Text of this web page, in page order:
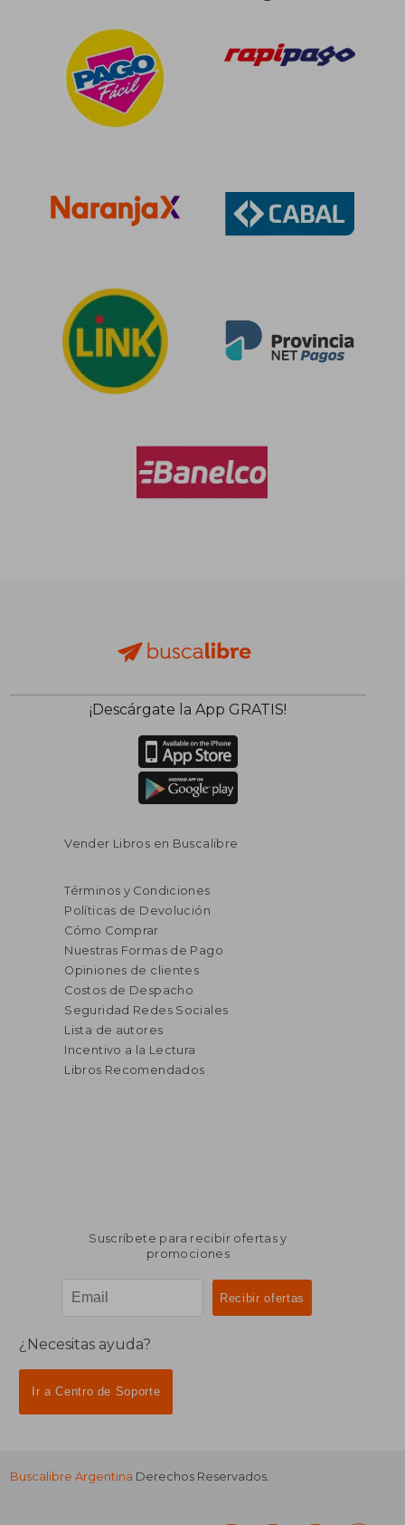
¡Descárgate la App GRATIS!
Vender Libros en Buscalibre
Términos y Condiciones
Políticas de Devolución
Cómo Comprar
Nuestras Formas de Pago
Opiniones de clientes
Costos de Despacho
Seguridad Redes Sociales
Lista de autores
Incentivo a la Lectura
Libros Recomendados